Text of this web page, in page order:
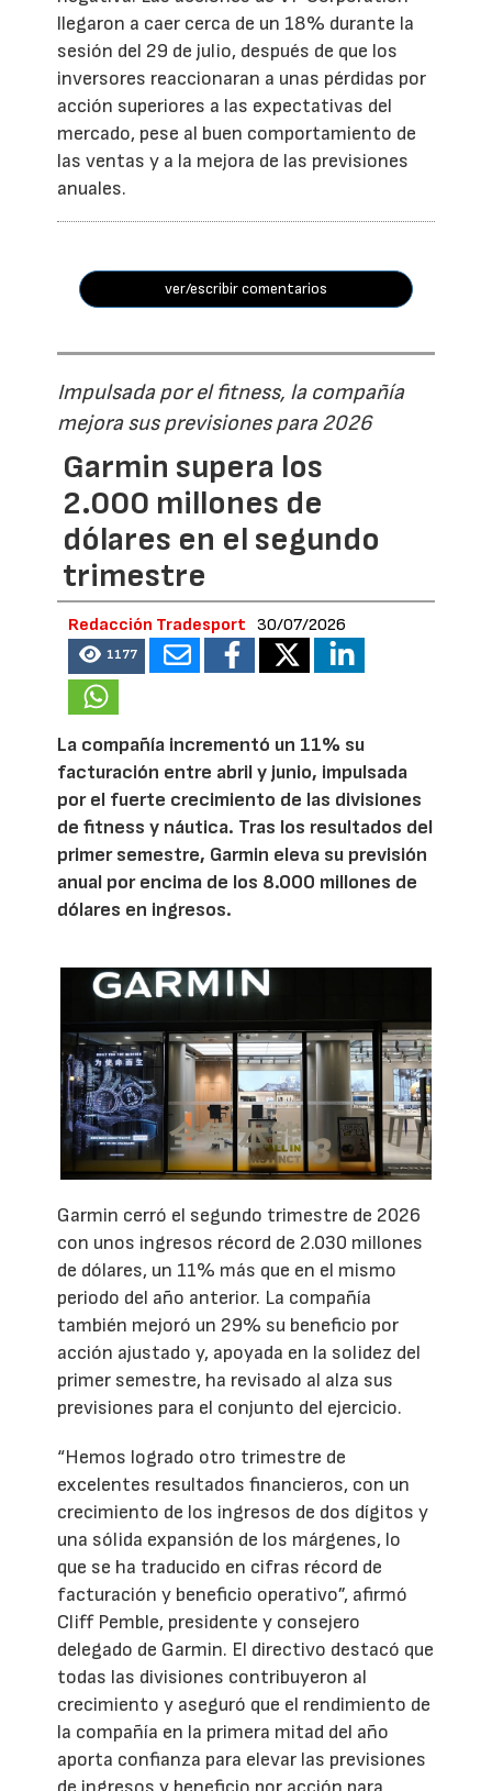
llegaron a caer cerca de un 18% durante la
sesión del 29 de julio, después de que los
inversores reaccionaran a unas pérdidas por
acción superiores a las expectativas del
mercado, pese al buen comportamiento de
las ventas y a la mejora de las previsiones
anuales.
ver/escribir comentarios
Impulsada por el fitness, la compañía
mejora sus previsiones para 2026
Garmin supera los
2.000 millones de
dólares en el segundo
trimestre
Redacción Tradesport 30/07/2026
1177
La compañía incrementó un 11% su
facturación entre abril y junio, impulsada
por el fuerte crecimiento de las divisiones
de fitness y náutica. Tras los resultados del
primer semestre, Garmin eleva su previsión
anual por encima de los 8.000 millones de
dólares en ingresos.
Garmin cerró el segundo trimestre de 2026
con unos ingresos récord de 2.030 millones
de dólares, un 11% más que en el mismo
periodo del año anterior. La compañía
también mejoró un 29% su beneficio por
acción ajustado y, apoyada en la solidez del
primer semestre, ha revisado al alza sus
previsiones para el conjunto del ejercicio.
“Hemos logrado otro trimestre de
excelentes resultados financieros, con un
crecimiento de los ingresos de dos dígitos y
una sólida expansión de los márgenes, lo
que se ha traducido en cifras récord de
facturación y beneficio operativo”, afirmó
Cliff Pemble, presidente y consejero
delegado de Garmin. El directivo destacó que
todas las divisiones contribuyeron al
crecimiento y aseguró que el rendimiento de
la compañía en la primera mitad del año
aporta confianza para elevar las previsiones